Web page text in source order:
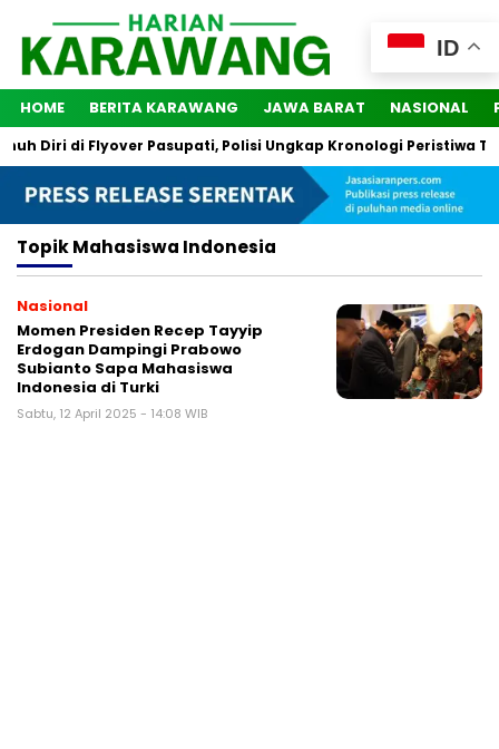
HOME BERITA KARAWANG JAWA BARAT NASIONAL
Diri di Flyover Pasupati, Polisi Ungkap Kronologi Peristiwa
TopikMahasiswa Indonesia
Nasional
Momen Presiden Recep Tayyip
Erdogan Dampingi Prabowo
Subianto Sapa Mahasiswa
Indonesia di Turki
Sabtu, 12 April 2025 - 14:08 WIB
ID